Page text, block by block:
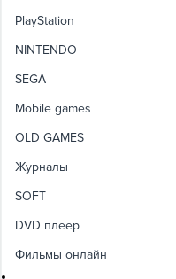
PlayStation
NINTENDO
SEGA
Mobile games
OLD GAMES
Журналы
SOFT
DVD плеер
Фильмы онлайн